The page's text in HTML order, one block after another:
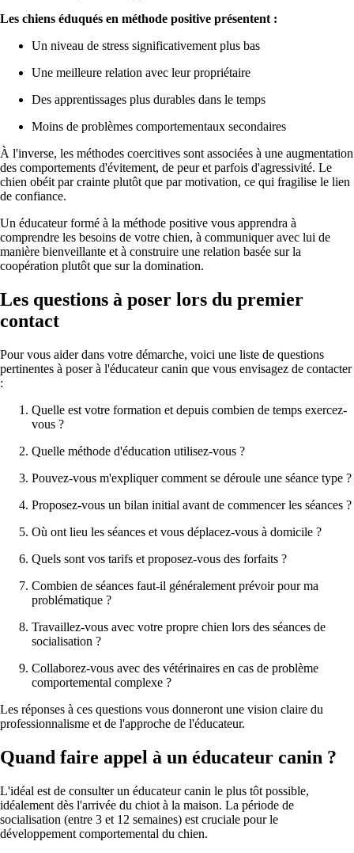
Les chiens éduqués en méthode positive présentent :
Un niveau de stress significativement plus bas
Une meilleure relation avec leur propriétaire
Des apprentissages plus durables dans le temps
Moins de problèmes comportementaux secondaires
À l'inverse, les méthodes coercitives sont associées à une augmentation
des comportements d'évitement, de peur et parfois d'agressivité. Le
chien obéit par crainte plutôt que par motivation, ce qui fragilise le lien
de confiance.
Un éducateur formé à la méthode positive vous apprendra à
comprendre les besoins de votre chien, à communiquer avec lui de
manière bienveillante et à construire une relation basée sur la
coopération plutôt que sur la domination.
Les questions à poser lors du premier
contact
Pour vous aider dans votre démarche, voici une liste de questions
pertinentes à poser à l'éducateur canin que vous envisagez de contacter
:
Quelle est votre formation et depuis combien de temps exercez-
vous ?
Quelle méthode d'éducation utilisez-vous ?
Pouvez-vous m'expliquer comment se déroule une séance type ?
Proposez-vous un bilan initial avant de commencer les séances ?
Où ont lieu les séances et vous déplacez-vous à domicile ?
Quels sont vos tarifs et proposez-vous des forfaits ?
Combien de séances faut-il généralement prévoir pour ma
problématique ?
Travaillez-vous avec votre propre chien lors des séances de
socialisation ?
Collaborez-vous avec des vétérinaires en cas de problème
comportemental complexe ?
Les réponses à ces questions vous donneront une vision claire du
professionnalisme et de l'approche de l'éducateur.
Quand faire appel à un éducateur canin ?
L'idéal est de consulter un éducateur canin le plus tôt possible,
idéalement dès l'arrivée du chiot à la maison. La période de
socialisation (entre 3 et 12 semaines) est cruciale pour le
développement comportemental du chien.